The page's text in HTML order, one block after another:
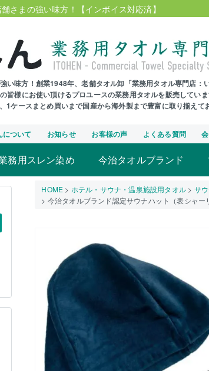
さまの強い味方！ 【インボイス対応済】
い味方！創業1948年、老舗タオル卸「業務用タオル専門店：
皆様にお使い頂けるプロユースの業務用タオルを販売していま
ケースまとめ買いまで国産から海外製まで豊富に取り揃えて
について お知らせ お客様の声 よくある質問
務用スレン染め 今治タオルブランド
HOME ホテル・サウナ・温泉施設用タオル サ
今治タオルブランド認定サウナハット（表シャー